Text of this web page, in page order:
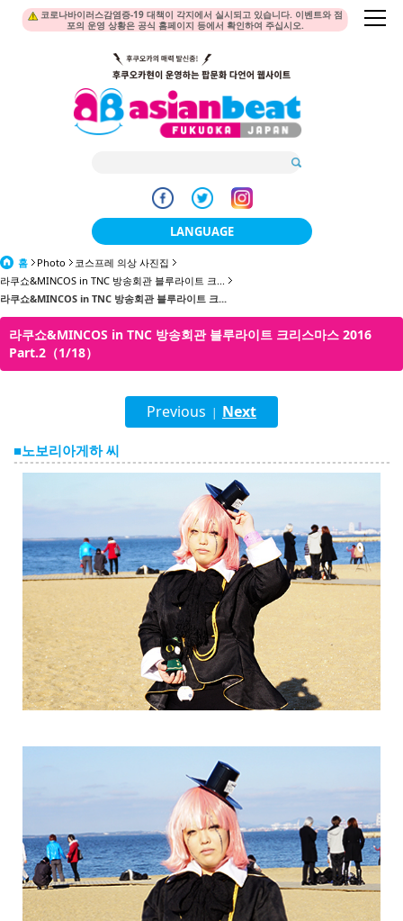
코로나바이러스감염증-19 대책이 각지에서 실시되고 있습니다. 이벤트와 점
포의 운영 상황은 공식 홈페이지 등에서 확인하여 주십시오.
LANGUAGE
한국어
簡体中文
繁體中文
English
tiéng Viêt
Bahasa Indonesia
홈 Photo
코스프레 의상 사진집
라쿠쇼&MINCOS in TNC 방송회관 블루라이트 크...
라쿠쇼&MINCOS in TNC 방송회관 블루라이트 크...
라쿠쇼&MINCOS in TNC 방송회관 블루라이트 크리스마스 2016
Part.2（1/18）
Previous | Next
■노보리아게하 씨